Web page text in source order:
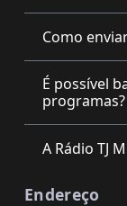
Como
É possível
programas?
A Rádio TJ
Endereço